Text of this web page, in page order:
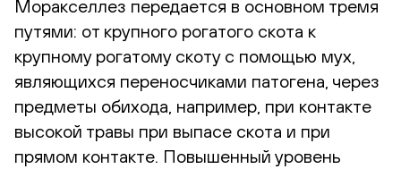
Моракселлез передается в основном тремя
путями: от крупного рогатого скота к
крупному рогатому скоту с помощью мух,
являющихся переносчиками патогена, через
предметы обихода, например, при контакте
высокой травы при выпасе скота и при
прямом контакте. Повышенный уровень